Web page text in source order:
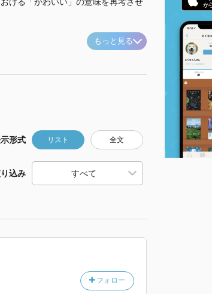
もっと見る
形式 リスト 全文
込み
フォロー